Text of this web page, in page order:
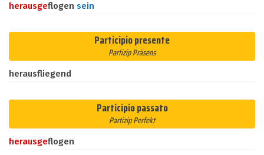
herausgeflogen sein
Participio presente
Partizip Präsens
herausfliegend
Participio passato
Partizip Perfekt
herausgeflogen